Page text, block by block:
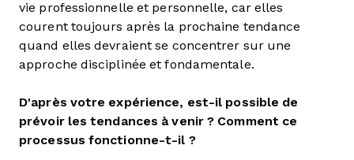
vie professionnelle et personnelle, car elles
courent toujours après la prochaine tendance
quand elles devraient se concentrer sur une
approche disciplinée et fondamentale.
D'après votre expérience, est-il possible de
prévoir les tendances à venir ? Comment ce
processus fonctionne-t-il ?